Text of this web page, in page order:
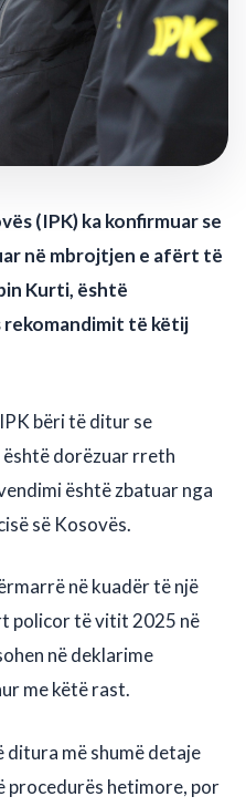
(IPK) ka konfirmuar se
në mbrojtjen e afërt të
Kurti, është
rekomandimit të këtij
bëri të ditur se
është dorëzuar rreth
është zbatuar nga
së Kosovës.
në kuadër të një
policor të vitit 2025 në
në deklarime
me këtë rast.
më shumë detaje
procedurës hetimore, por